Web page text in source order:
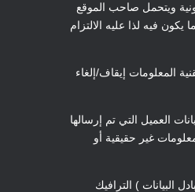
ويتحمل صاحب الموقع
فيه لذا عليه الالتزام
المعلومات إيقاف/إلغاء
العميل التي تم إرسالها
غير حقيقية أو
البيانات ) الترافيك